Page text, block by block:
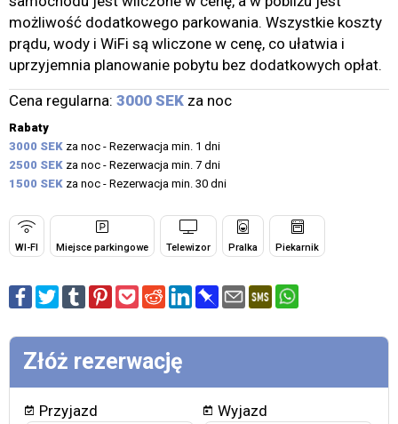
możliwość dodatkowego parkowania. Wszystkie koszty
prądu, wody i WiFi są wliczone w cenę, co ułatwia i
uprzyjemnia planowanie pobytu bez dodatkowych opłat.
Cena regularna: 3000 SEK za noc
Rabaty
3000 SEK za noc - Rezerwacja min. 1 dni
2500 SEK za noc - Rezerwacja min. 7 dni
1500 SEK za noc - Rezerwacja min. 30 dni
WI-FI Miejsce parkingowe Telewizor Pralka Piekarnik
Złóż rezerwację
Przyjazd Wyjazd